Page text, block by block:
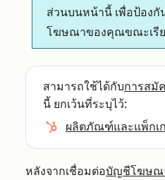
ส่วนบนหน้านี้ เพื่อป้องกั
โฆษณาของคุณขณะเรี
สามารถใช้ได้กับการสมั
นี้ ยกเว้นที่ระบุไว้:
ผลิตภัณฑ์และแพ็กเ
หลังจากเชื่อมต่อบัญชีโฆษณ